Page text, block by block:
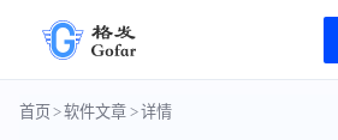
首页>软件文章 >详情